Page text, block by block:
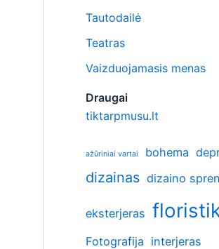
Tautodailė
Teatras
Vaizduojamasis menas
Draugai
tiktarpmusu.lt
ažūriniai vartai bohema
dizainas dizaino
eksterjeras
Fotografija interjeras